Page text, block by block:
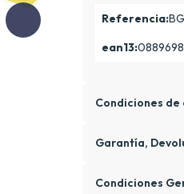
Referencia:
ean13:
Condiciones de
Garantía,
Condiciones